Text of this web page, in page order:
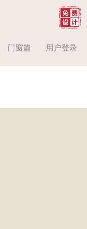
门窗篇 用户登录